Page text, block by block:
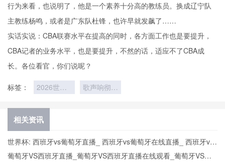
行为来看，也说明了，他是一个素养十分高的教练员。换成辽宁队
主教练杨鸣，或者是广东队杜锋，也许早就发飙了……
实话实说：CBA联赛水平在提高的同时，各方面工作也是要提升，
CBA记者的业务水平，也是要提升，不然的话，适应不了CBA成
长。各位看官，你们说呢？
标签：
2026世界
应援
歌声响彻全
相关资讯
世界杯: 西班牙vs葡萄牙直播_ 西班牙vs葡萄牙在线直播_ 西班牙vs
葡萄牙CCTV5直播入口-24直播网
葡萄牙VS西班牙直播_葡萄牙VS西班牙直播在线观看_葡萄牙VS西